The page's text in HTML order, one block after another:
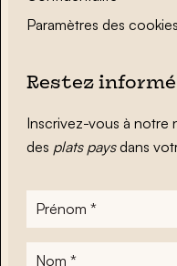
Paramètres des cookies
Restez informé
Inscrivez-vous à notre
des plats paysdans
Prénom
Nom